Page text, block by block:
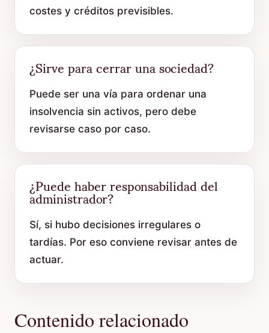
costes y créditos previsibles.
¿Sirve para cerrar una sociedad?
Puede ser una vía para ordenar una
insolvencia sin activos, pero debe
revisarse caso por caso.
¿Puede haber responsabilidad del
administrador?
Sí, si hubo decisiones irregulares o
tardías. Por eso conviene revisar antes de
actuar.
Contenido relacionado